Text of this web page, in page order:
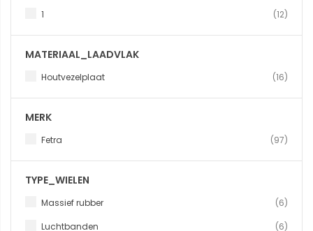
1 12
MATERIAAL_LAADVLAK
Houtvezelplaat 16
MERK
Fetra 97
TYPE_WIELEN
Massief rubber 6
Luchtbanden 6